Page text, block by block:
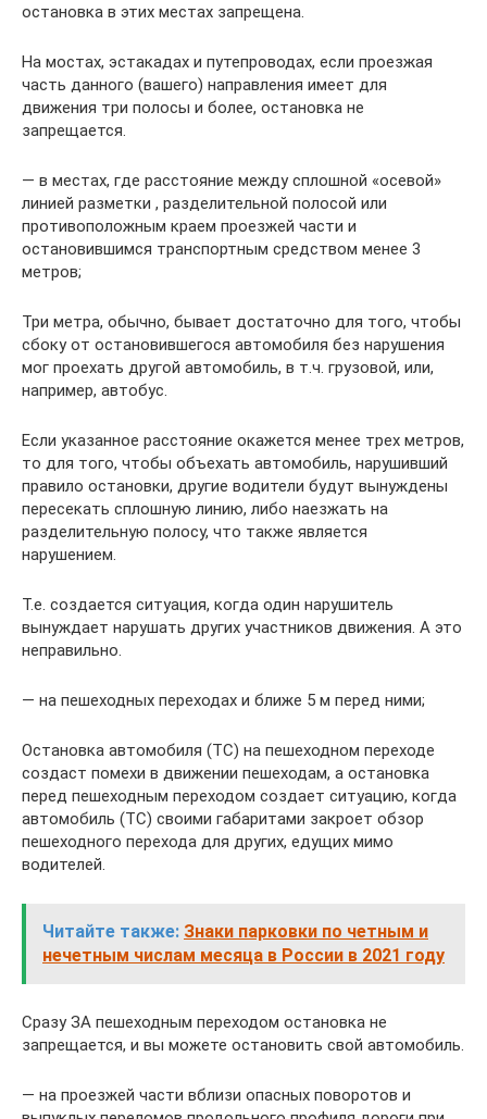
остановка в этих местах запрещена.
На мостах, эстакадах и путепроводах, если проезжая
часть данного (вашего) направления имеет для
движения три полосы и более, остановка не
запрещается.
— в местах, где расстояние между сплошной «осевой»
линией разметки , разделительной полосой или
противоположным краем проезжей части и
остановившимся транспортным средством менее 3
метров;
Три метра, обычно, бывает достаточно для того, чтобы
сбоку от остановившегося автомобиля без нарушения
мог проехать другой автомобиль, в т.ч. грузовой, или,
например, автобус.
Если указанное расстояние окажется менее трех метров,
то для того, чтобы объехать автомобиль, нарушивший
правило остановки, другие водители будут вынуждены
пересекать сплошную линию, либо наезжать на
разделительную полосу, что также является
нарушением.
Т.е. создается ситуация, когда один нарушитель
вынуждает нарушать других участников движения. А это
неправильно.
— на пешеходных переходах и ближе 5 м перед ними;
Остановка автомобиля (ТС) на пешеходном переходе
создаст помехи в движении пешеходам, а остановка
перед пешеходным переходом создает ситуацию, когда
автомобиль (ТС) своими габаритами закроет обзор
пешеходного перехода для других, едущих мимо
водителей.
Читайте также: Знаки парковки по четным и
нечетным числам месяца в России в 2021 году
Сразу ЗА пешеходным переходом остановка не
запрещается, и вы можете остановить свой автомобиль.
— на проезжей части вблизи опасных поворотов и